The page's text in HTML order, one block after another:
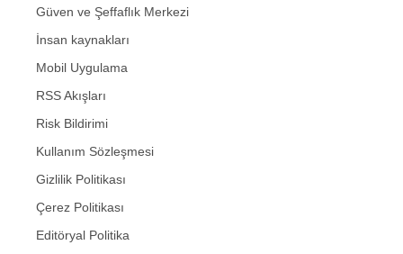
Güven ve Şeffaflık Merkezi
İnsan kaynakları
Mobil Uygulama
RSS Akışları
Risk Bildirimi
Kullanım Sözleşmesi
Gizlilik Politikası
Çerez Politikası
Editöryal Politika